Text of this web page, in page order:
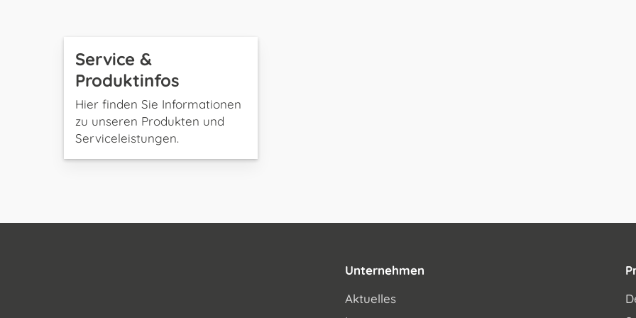
Service &
Produktinfos
Hier finden Sie Informationen
zu unseren Produkten und
Serviceleistungen.
Unternehmen
Aktuelles